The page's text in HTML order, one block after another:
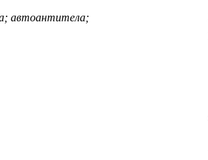
автоантитела;